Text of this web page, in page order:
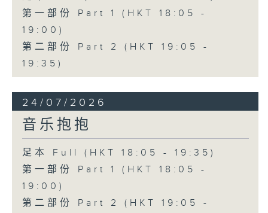
第一部份 Part 1 (HKT 18:05 -
19:00)
第二部份 Part 2 (HKT 19:05 -
19:35)
24/07/2026
音乐抱抱
足本 Full (HKT 18:05 - 19:35)
第一部份 Part 1 (HKT 18:05 -
19:00)
第二部份 Part 2 (HKT 19:05 -